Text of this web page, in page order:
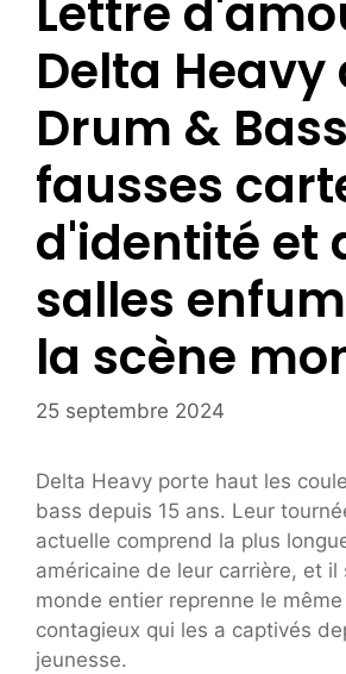
Lettre
Delta Heavy
Drum &
fausses
d'identité et
salles
la scène
25 septembre 2024
Delta Heavy porte haut les
bass depuis 15 ans. Leur
actuelle comprend la plus
américaine de leur carrière, et il
monde entier reprenne le
contagieux qui les a captivés
jeunesse.